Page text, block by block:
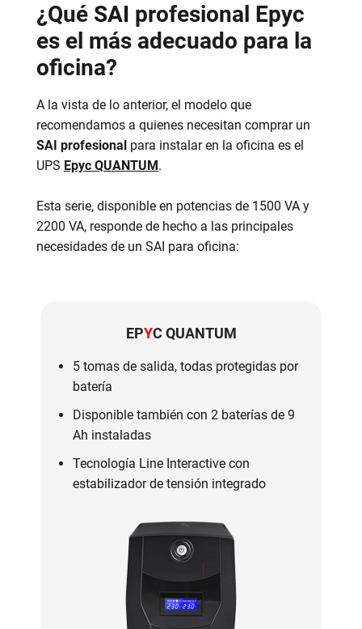
¿Qué SAI profesional Epyc
es el más adecuado para la
oficina?
A la vista de lo anterior, el modelo que
recomendamos a quienes necesitan comprar un
SAI profesional para instalar en la oficina es el
UPS Epyc QUANTUM.
Esta serie, disponible en potencias de 1500 VA y
2200 VA, responde de hecho a las principales
necesidades de un SAI para oficina:
EPYC QUANTUM
5 tomas de salida, todas protegidas por
batería
Disponible también con 2 baterías de 9
Ah instaladas
Tecnología Line Interactive con
estabilizador de tensión integrado